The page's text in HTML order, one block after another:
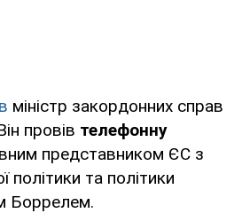
міністр закордонних справ
провів телефонну
представником ЄС з
політики та політики
Боррелем.